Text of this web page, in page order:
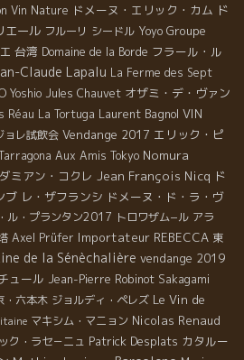
Vin Nature ドメーヌ・エリック・カム ド
エール フルーリ シードル Yoyo Groupe
台湾 Domaine de la Borde フラール・ル
Claude Lapalu La Ferme des Sept
Yoshio Jules Chauvet オザミ・デ・ヴァン
Réau La Tortuga Laurent Bagnol VIN
レ試飲会 Vendange 2017 エリック・ピ
Aux Amis Tokyo Nomura
ダミアン・コクレ Jean François Nicq ド
ブ レ・ザフランシ ドメーヌ・ド・ラ・ヴ
ル・プランタン2017 トロワザム−ル アラ
Axel Prüfer Importateur REBECCA 東
de la Sénèchalière vendange 2019
ュール Jean-Pierre Robinot Sakagami
・六本木 ジョルディ・ペレズ Le Vin de
マキシム・マニョン Nicolas Renaud
ク・ラセ－ニュ Patrick Desplats カタルー